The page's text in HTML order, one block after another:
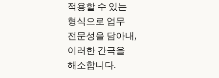
적용할 수 있는
형식으로 업무
전문성을 담아내,
이러한 간극을
해소합니다.